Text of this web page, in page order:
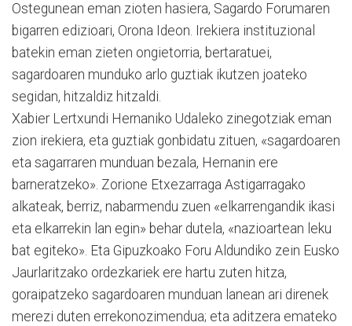
Ostegunean eman zioten ha­siera, Sagardo Forumaren
bi­ga­rren edizioari, Orona Ideon. Irekiera instituzional
batekin eman zieten ongietorria, berta­ratuei,
sagardoaren munduko arlo guztiak ikutzen joateko
segidan, hitzaldiz hitzaldi.
Xabier Lertxundi Hernaniko Udaleko zinegotziak eman
zion irekiera, eta guztiak gonbidatu zituen, «sagardoaren
eta sagarraren munduan bezala, Her­na­nin ere
barneratzeko». Zori­one Etxezarraga Astigarragako
alkateak, berriz, nabarmendu zuen «elkarrengandik ikasi
eta elkarrekin lan egin» behar du­tela, «nazioartean leku
bat egiteko». Eta Gipuzkoako Foru Aldundiko zein Eusko
Jaurla­ritzako ordezkariek ere hartu zuten hitza,
goraipatzeko sagar­doaren munduan lanean ari direnek
merezi duten errekonozimendua; eta aditzera ema­teko